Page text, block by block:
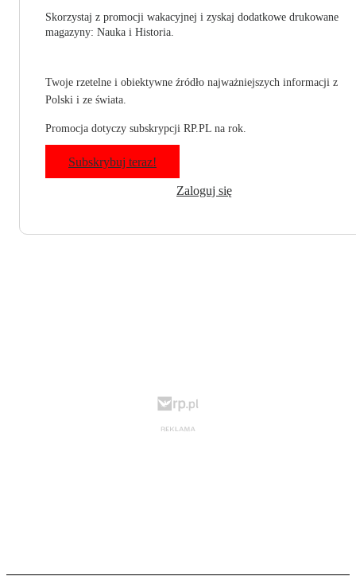
Skorzystaj z promocji wakacyjnej i zyskaj dodatkowe drukowane
magazyny: Nauka i Historia.
Twoje rzetelne i obiektywne źródło najważniejszych informacji z
Polski i ze świata.
Promocja dotyczy subskrypcji RP.PL na rok.
Subskrybuj teraz!
Zaloguj się